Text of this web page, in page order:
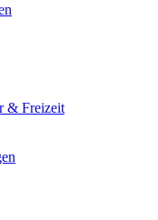
& Freizeit